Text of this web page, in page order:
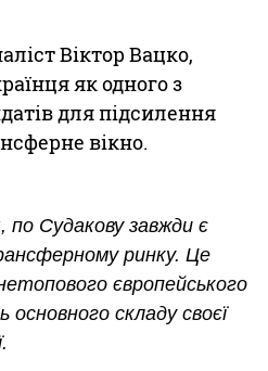
Віктор Вацко,
як одного з
для підсилення
вікно.
Судакову завжди є
ринку. Це
європейського
основного складу своєї